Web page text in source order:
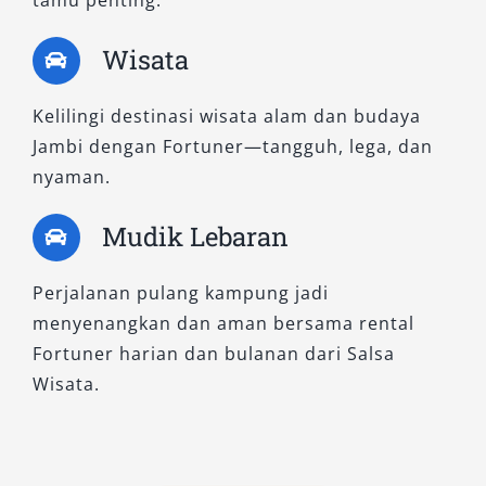
Menawarkan kenyamanan premium dengan
tambahan fitur hiburan RSE di kursi belakang,
varian ini dirancang untuk keluarga atau tim
kerja yang membutuhkan perjalanan panjang
dengan kenyamanan penuh. Cocok untuk sewa
Fortuner lepas kunci bagi pengguna yang ingin
fleksibilitas lebih saat menyusuri area
pegunungan atau pedalaman.
3. Fortuner 2.8 GR-S 4×4 A/T
Ini adalah tipe tertinggi dengan sentuhan
Wisata
Kelilingi destinasi wisata alam dan budaya
Jambi dengan Fortuner—tangguh, lega, dan
nyaman.
Mudik Lebaran
Perjalanan pulang kampung jadi
menyenangkan dan aman bersama rental
Fortuner harian dan bulanan dari Salsa
Wisata.